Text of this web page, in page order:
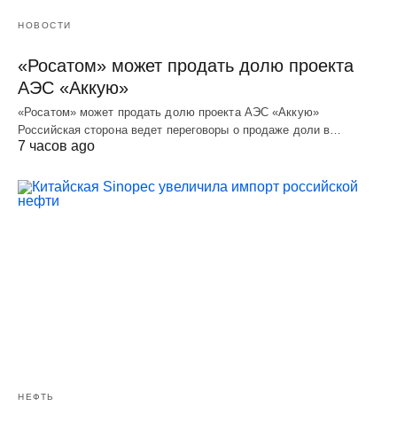
НОВОСТИ
«Росатом» может продать долю проекта
АЭС «Аккую»
«Росатом» может продать долю проекта АЭС «Аккую»
Российская сторона ведет переговоры о продаже доли в…
7 часов ago
НЕФТЬ